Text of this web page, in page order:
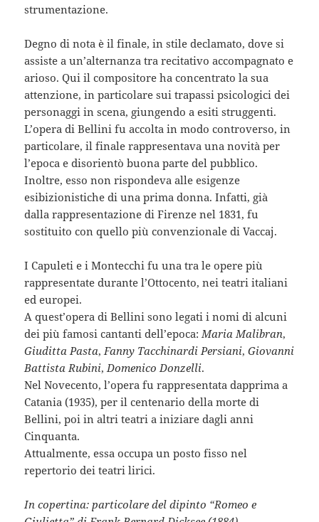
strumentazione.
Degno di nota è il finale, in stile declamato, dove si
assiste a un’alternanza tra recitativo accompagnato e
arioso. Qui il compositore ha concentrato la sua
attenzione, in particolare sui trapassi psicologici dei
personaggi in scena, giungendo a esiti struggenti.
L’opera di Bellini fu accolta in modo controverso, in
particolare, il finale rappresentava una novità per
l’epoca e disorientò buona parte del pubblico.
Inoltre, esso non rispondeva alle esigenze
esibizionistiche di una prima donna. Infatti, già
dalla rappresentazione di Firenze nel 1831, fu
sostituito con quello più convenzionale di Vaccaj.
I Capuleti e i Montecchi fu una tra le opere più
rappresentate durante l’Ottocento, nei teatri italiani
ed europei.
A quest’opera di Bellini sono legati i nomi di alcuni
dei più famosi cantanti dell’epoca: Maria Malibran,
Giuditta Pasta, Fanny Tacchinardi Persiani,Giovanni
Battista Rubini, Domenico Donzelli.
Nel Novecento, l’opera fu rappresentata dapprima a
Catania (1935), per il centenario della morte di
Bellini, poi in altri teatri a iniziare dagli anni
Cinquanta.
Attualmente, essa occupa un posto fisso nel
repertorio dei teatri lirici.
In copertina: particolare del dipinto “Romeo e